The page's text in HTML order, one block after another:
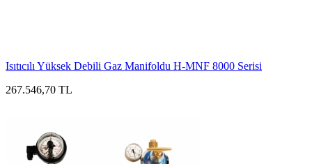
Isıtıcılı Yüksek Debili Gaz Manifoldu H-MNF 8000 Serisi
267.546,70 TL